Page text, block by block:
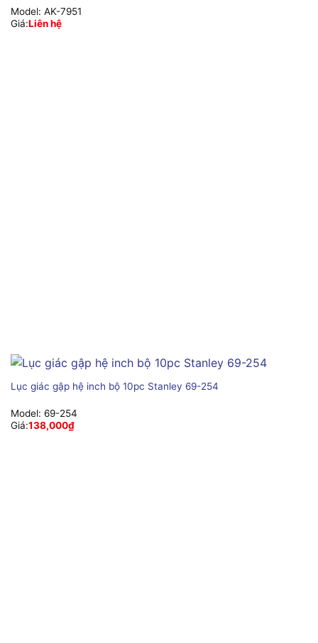
Model: AK-7951
Giá:Liên hệ
Lục giác gập hệ inch bộ 10pc Stanley 69-254
Model: 69-254
Giá:138,000₫